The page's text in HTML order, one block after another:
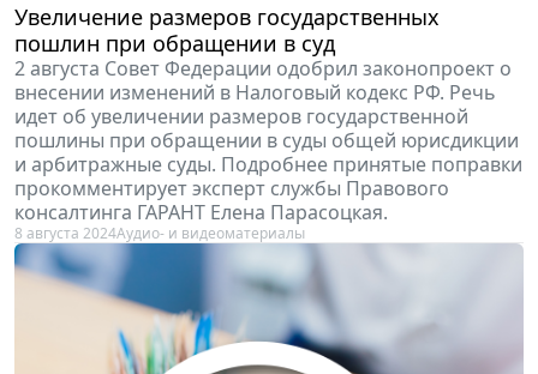
Увеличение размеров государственных
пошлин при обращении в суд
2 августа Совет Федерации одобрил законопроект о
внесении изменений в Налоговый кодекс РФ. Речь
идет об увеличении размеров государственной
пошлины при обращении в суды общей юрисдикции
и арбитражные суды. Подробнее принятые поправки
прокомментирует эксперт службы Правового
консалтинга ГАРАНТ Елена Парасоцкая.
8 августа 2024Аудио- и видеоматериалы